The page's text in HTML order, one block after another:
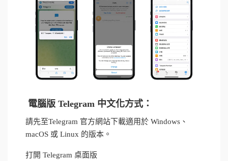
電腦版 Telegram 中文化方式：
請先至Telegram 官方網站下載適用於 Windows、
macOS 或 Linux 的版本。
打開 Telegram 桌面版